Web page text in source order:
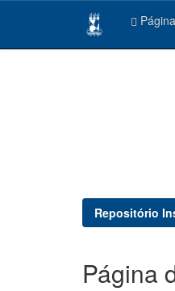
Repositório
Página